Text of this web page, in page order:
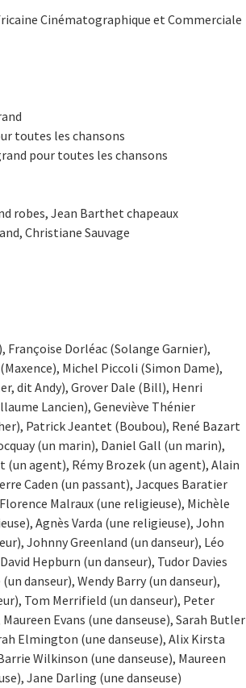
Cinématographique et Commerciale
toutes les chansons
pour toutes les chansons
robes, Jean Barthet chapeaux
Christiane Sauvage
Françoise Dorléac (Solange Garnier),
Michel Piccoli (Simon Dame),
dit Andy), Grover Dale (Bill), Henri
Lancien), Geneviève Thénier
Patrick Jeantet (Boubou), René Bazart
(un marin), Daniel Gall (un marin),
(un agent), Rémy Brozek (un agent), Alain
Caden (un passant), Jacques Baratier
Malraux (une religieuse), Michèle
Agnès Varda (une religieuse), John
Johnny Greenland (un danseur), Léo
Hepburn (un danseur), Tudor Davies
danseur), Wendy Barry (un danseur),
Tom Merrifield (un danseur), Peter
Evans (une danseuse), Sarah Butler
Elmington (une danseuse), Alix Kirsta
Wilkinson (une danseuse), Maureen
Jane Darling (une danseuse)